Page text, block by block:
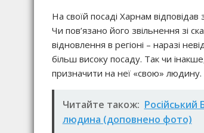
На своїй посаді Харнам
Чи пов’язано його звільнення зі
відновлення в регіоні – наразі
більш високу посаду. Так чи
призначити на неї «свою» людину.
Читайте також:
людина (доповнено фото)